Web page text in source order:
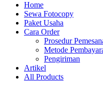
Home
Sewa Fotocopy
Paket Usaha
Cara Order
Prosedur
Metode
Pengiriman
Artikel
All Products